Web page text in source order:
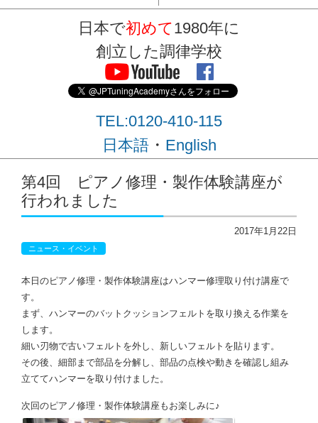
日本で初めて1980年に
創立した調律学校
TEL:0120-410-115
日本語・ English
コンテンツに移動
第4回 ピアノ修理・製作体験講座が
行われました
2017年1月22日
ニュース・イベント
本日のピアノ修理・製作体験講座はハンマー修理取り付け講座で
す。
まず、ハンマーのバットクッションフェルトを取り換える作業を
します。
細い刃物で古いフェルトを外し、新しいフェルトを貼ります。
その後、細部まで部品を分解し、部品の点検や動きを確認し組み
立ててハンマーを取り付けました。
次回のピアノ修理・製作体験講座もお楽しみに♪